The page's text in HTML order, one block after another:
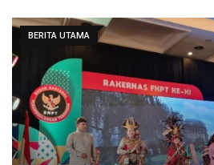
BERITA UTAMA